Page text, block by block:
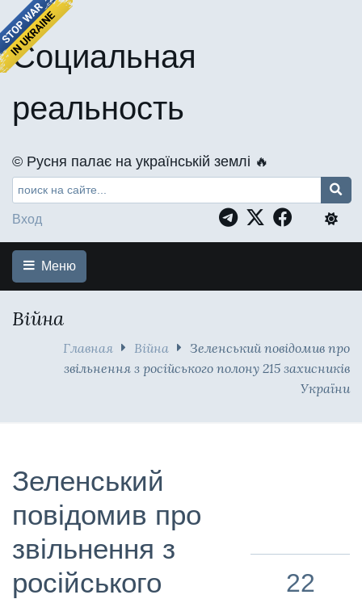
Социальная
реальность
©️ Русня палає на українській землі 🔥
Вход
Меню
Війна
Главная Війна
Зеленський повідомив про
звільнення з російського полону 215 захисників
України
Зеленський
повідомив про
звільнення з
російського
22